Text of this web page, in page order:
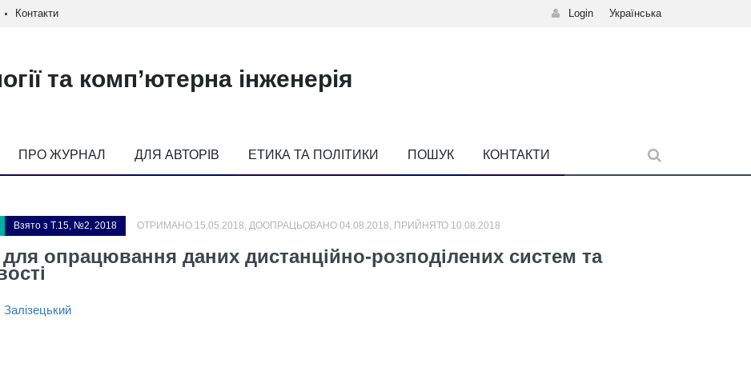
Контакти Login Українська
та комп’ютерна інженерія
ПРО ЖУРНАЛ ДЛЯ АВТОРІВ ЕТИКА ТА ПОЛІТИКИ ПОШУК КОНТАКТИ
Взято з Т.15, №2, 2018 ОТРИМАНО 15.05.2018, ДООПРАЦЬОВАНО 04.08.2018, ПРИЙНЯТО 10.08.2018
опрацювання даних дистанційно-розподілених систем та